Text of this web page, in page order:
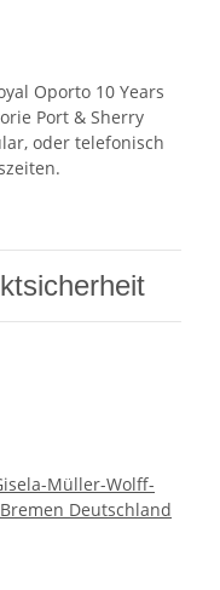
Oporto 10 Years
Port & Sherry
oder telefonisch
Müller-Wolff-
Deutschland